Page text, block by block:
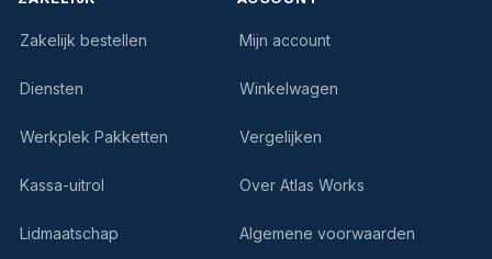
Zakelijk bestellen
Diensten
Werkplek Pakketten
Kassa-uitrol
Lidmaatschap
Mijn account
Winkelwagen
Vergelijken
Over Atlas Works
Algemene voorwaarden